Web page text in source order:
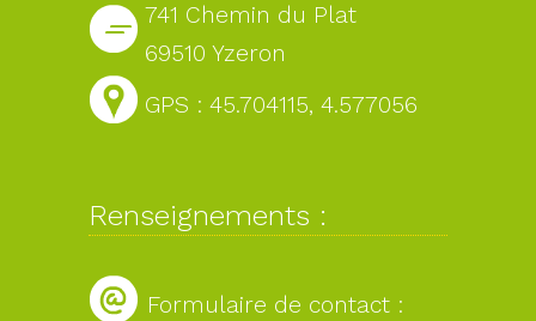
741 Chemin du Plat
69510 Yzeron
GPS : 45.704115, 4.577056
Renseignements :
Formulaire de contact :